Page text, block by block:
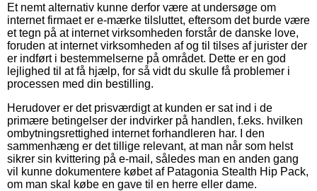
Et nemt alternativ kunne derfor være at undersøge om
internet firmaet er e-mærke tilsluttet, eftersom det burde være
et tegn på at internet virksomheden forstår de danske love,
foruden at internet virksomheden af og til tilses af jurister der
er indført i bestemmelserne på området. Dette er en god
lejlighed til at få hjælp, for så vidt du skulle få problemer i
processen med din bestilling.
Herudover er det prisværdigt at kunden er sat ind i de
primære betingelser der indvirker på handlen, f.eks. hvilken
ombytningsrettighed internet forhandleren har. I den
sammenhæng er det tillige relevant, at man når som helst
sikrer sin kvittering på e-mail, således man en anden gang
vil kunne dokumentere købet af Patagonia Stealth Hip Pack,
om man skal købe en gave til en herre eller dame.